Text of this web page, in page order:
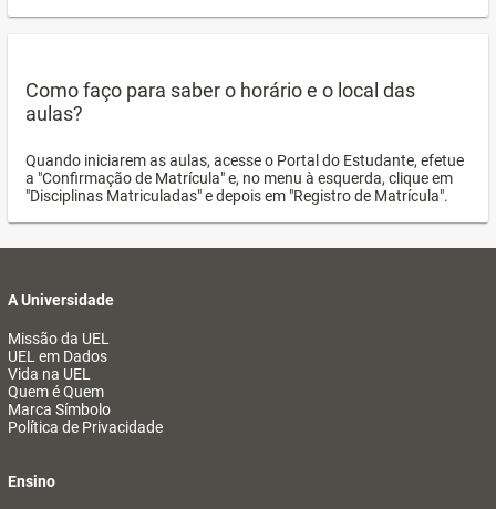
Como faço para saber o horário e o local das
aulas?
Quando iniciarem as aulas, acesse o Portal do Estudante, efetue
a "Confirmação de Matrícula" e, no menu à esquerda, clique em
"Disciplinas Matriculadas" e depois em "Registro de Matrícula".
A Universidade
Missão da UEL
UEL em Dados
Vida na UEL
Quem é Quem
Marca Símbolo
Política de Privacidade
Ensino